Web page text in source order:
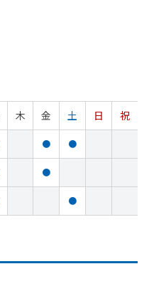
木 金 土 日
祝
● ●
●
●